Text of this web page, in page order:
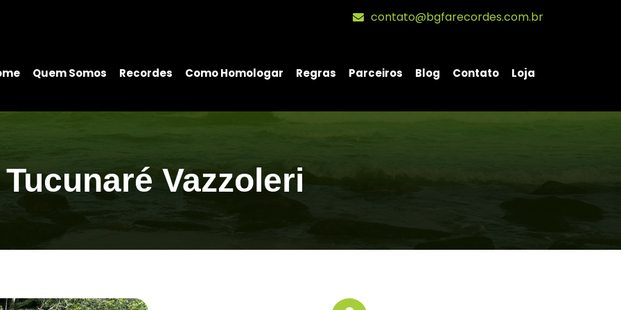
contato@bgfarecordes.com.br
Quem Somos Recordes Como Homologar Regras Parceiros Blog Contato Loja
Tucunaré Vazzoleri